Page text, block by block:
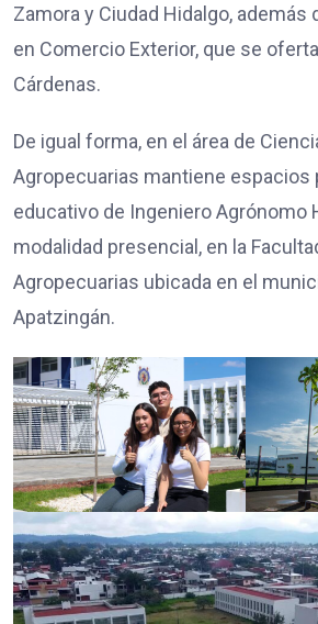
Zamora y Ciudad Hidalgo, además
en Comercio Exterior, que se
Cárdenas.
De igual forma, en el área de
Agropecuarias mantiene espacios
educativo de Ingeniero Agrónomo
modalidad presencial, en la
Agropecuarias ubicada en el
Apatzingán.